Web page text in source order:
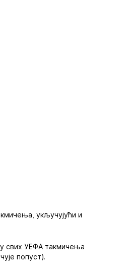
укључујући и
свих УЕФА такмичења
попуст).